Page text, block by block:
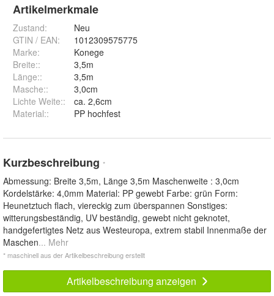
Artikelmerkmale
Zustand:
Neu
GTIN / EAN:
1012309575775
Marke:
Konege
Breite::
3,5m
Länge::
3,5m
Masche::
3,0cm
Lichte Weite::
ca. 2,6cm
Material:: PP hochfest
Kurzbeschreibung *
Abmessung: Breite 3,5m, Länge 3,5m Maschenweite : 3,0cm
Kordelstärke: 4,0mm Material: PP gewebt Farbe: grün Form:
Heunetztuch flach, viereckig zum überspannen Sonstiges:
witterungsbeständig, UV beständig, gewebt nicht geknotet,
handgefertigtes Netz aus Westeuropa, extrem stabil Innenmaße der
Maschen... Mehr
* maschinell aus der Artikelbeschreibung erstellt
Artikelbeschreibung anzeigen